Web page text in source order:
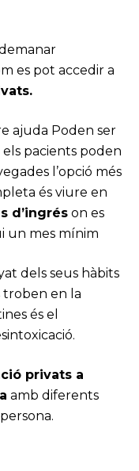
es pot accedir a
ajuda Poden ser
pacients poden
l’opció més
és viure en
d’ingrés on es
un mes mínim
dels seus hàbits
troben en la
és el
privats a
amb diferents